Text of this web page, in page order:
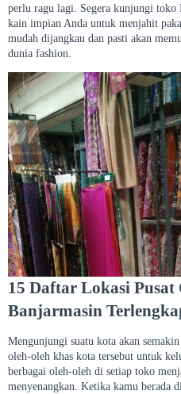
perlu ragu lagi. Segera kunjungi toko
kain impian Anda untuk menjahit
mudah dijangkau dan pasti akan
dunia fashion.
15 Daftar Lokasi Pusat
Banjarmasin
Mengunjungi suatu kota akan
oleh-oleh khas kota tersebut untuk
berbagai oleh-oleh di setiap toko
menyenangkan. Ketika kamu berada